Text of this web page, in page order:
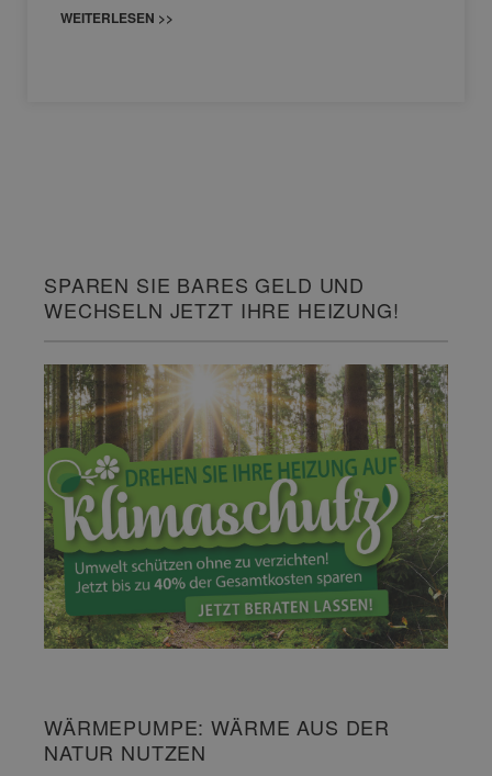
WEITERLESEN >>
SPAREN SIE BARES GELD UND
WECHSELN JETZT IHRE HEIZUNG!
WÄRMEPUMPE: WÄRME AUS DER
NATUR NUTZEN